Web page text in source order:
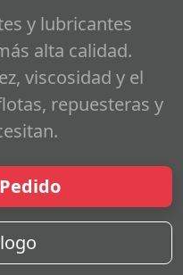
y lubricantes
alta calidad.
viscosidad y el
repuesteras y